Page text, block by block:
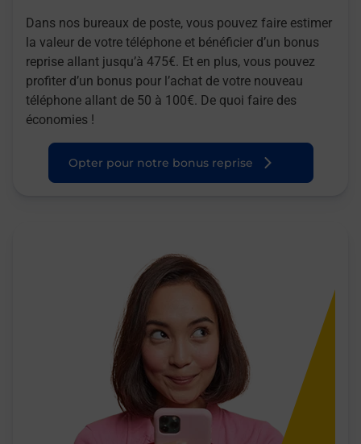
Dans nos bureaux de poste, vous pouvez faire estimer
la valeur de votre téléphone et bénéficier d’un bonus
reprise allant jusqu’à 475€. Et en plus, vous pouvez
profiter d’un bonus pour l’achat de votre nouveau
téléphone allant de 50 à 100€. De quoi faire des
économies !
Opter pour notre bonus reprise